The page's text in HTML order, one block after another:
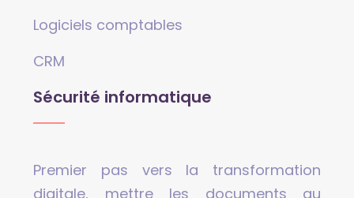
Logiciels comptables
CRM
Sécurité informatique
Premier pas vers la transformation
digitale, mettre les documents au